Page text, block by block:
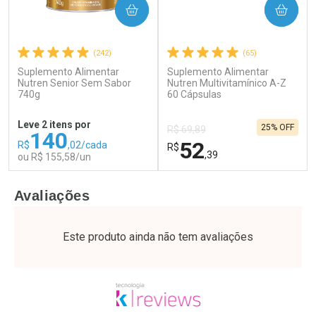
Ativar Desconto
Por R$ 55,99/cada
Comprar sem Desconto
Ativar Desconto
Comprar sem Desconto
Por R$ 28,79/cada
Comprar sem Desconto
(242)
Suplemento Alimentar
Nutren Senior Sem Sabor
740g
Leve 2 itens por
R$140,02/cada
ou R$ 155,58/un
COMPRAR
Laboratório
Por Menos
(65)
Suplemento Alimentar
Nutren Multivitamínico A-Z
60 Cápsulas
R$ 69,89
R$52,39
25% OFF
COMPRAR
Laboratório
Por Menos
Avaliações
Este produto ainda não tem avaliações